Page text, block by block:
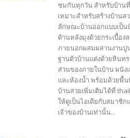
ชมกันทุกวัน สำหรับบ้านที่
เหมาะสำหรับสร้างบ้าน
ลักษณะบ้านออกแบบเป็น
ด้านหลังมุงด้วยกระเบื้อ
ภายนอกผสมผสานงานปู
ฐานตัวบ้านแต่งด้วยหินท
ส่วนของภายในบ้าน ผนัง
และห้องน้ำ พร้อมด้วยพื้
บ้านสวยเพิ่มเติมได้ที่
ให้ดูเป็นไอเดียกับสมาชิก
เจ้าของบ้านเท่านั้น...